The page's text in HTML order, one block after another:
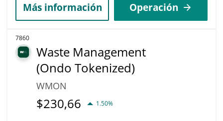
Más información Operación
7860
Waste Management
(Ondo Tokenized)
WMON
$230,66 1.50%